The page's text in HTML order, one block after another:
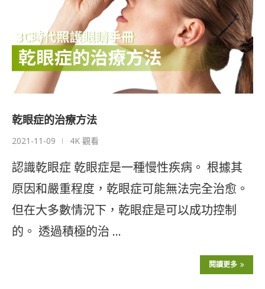
乾眼症的治療方法
2021-11-09 4K 觀看
認識乾眼症 乾眼症是一種慢性疾病。 根據其
原因和嚴重程度，乾眼症可能無法完全治愈。
但在大多數情況下，乾眼症是可以成功控制
的。 透過積極的治 …
閱讀更多